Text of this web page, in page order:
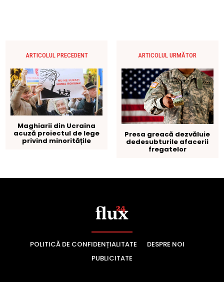
POLITICĂ DE CONFIDENȚIALITATE
DESPRE NOI
PUBLICITATE